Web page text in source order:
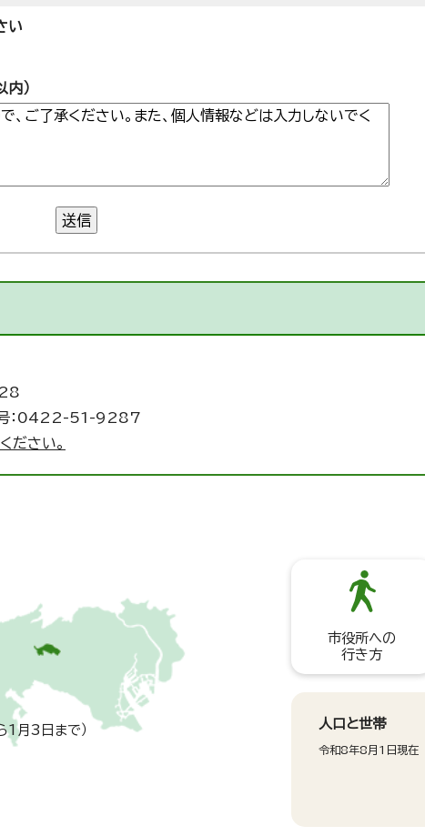
い
）
送信
号：0422-51-9287
ださい。
1月3日まで）
市役所への
行き方
人口と世帯
令和8年8月1日現在